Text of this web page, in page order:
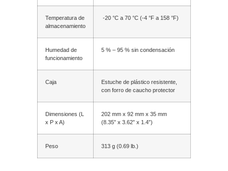
Temperatura de
almacenamiento
-20 °C a 70 °C (-4 °F a 158 °F)
Humedad de
funcionamiento
5 % – 95 % sin condensación
Caja
Estuche de plástico resistente,
con forro de caucho protector
Dimensiones (L
x P x A)
202 mm x 92 mm x 35 mm
(8.35” x 3.62” x 1.4”)
Peso 313 g (0.69 lb.)